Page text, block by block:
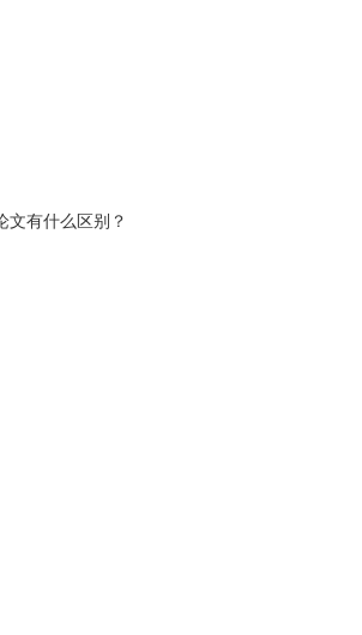
文有什么区别？